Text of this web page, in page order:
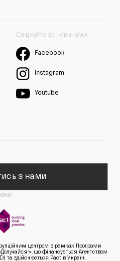
Слідкуйте за новинами
Facebook
Instagram
Youtube
з нами
центром в рамках Програми
що фінансується Агентством
та здійснюється Pact в Україні.